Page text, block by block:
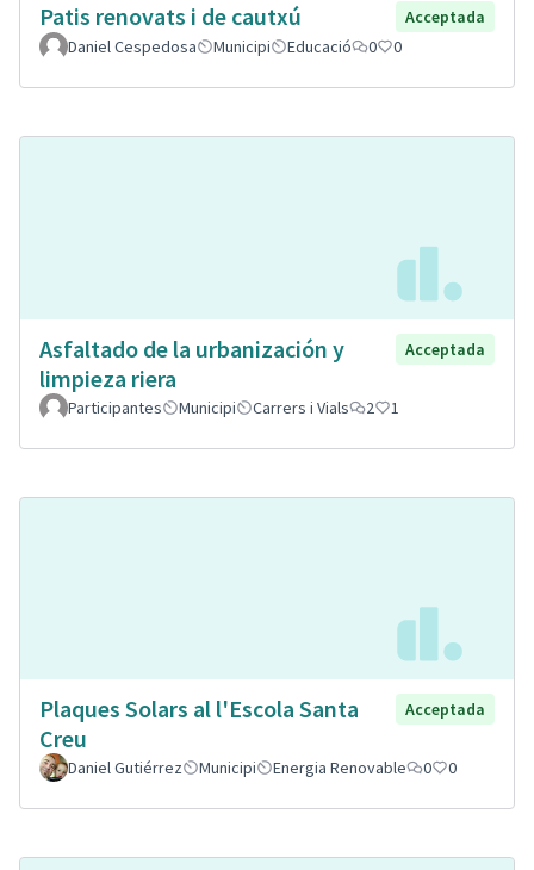
Patis renovats i de cautxú
Acceptada
Daniel Cespedosa
Municipi Educació 0 0
Asfaltado de la urbanización y
limpieza riera
Acceptada
Participantes Municipi Carrers i Vials 2 1
Plaques Solars al l'Escola Santa
Creu
Acceptada
Daniel Gutiérrez Municipi Energia Renovable 0 0